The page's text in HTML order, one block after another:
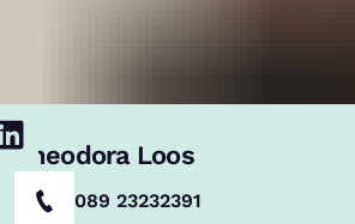
Theodora Loos
089 23232391